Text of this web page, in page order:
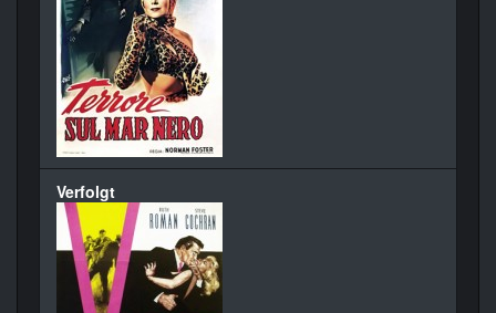
Verfolgt